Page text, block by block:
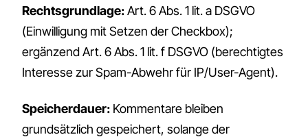
Rechtsgrundlage:Art. 6 Abs. 1 lit. a DSGVO
(Einwilligung mit Setzen der Checkbox);
ergänzend Art. 6 Abs. 1 lit. f DSGVO (berechtigtes
Interesse zur Spam-Abwehr für IP/User-Agent).
Speicherdauer: Kommentare bleiben
grundsätzlich gespeichert, solange der